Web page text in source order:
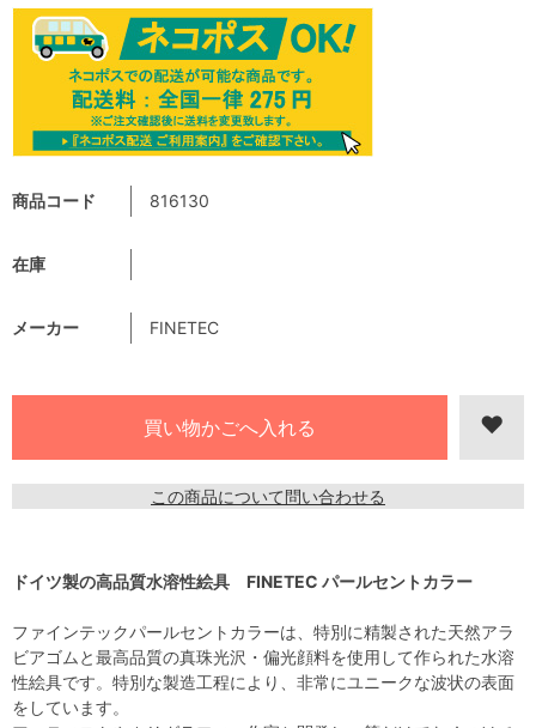
商品コード 816130
在庫
メーカー FINETEC
この商品について問い合わせる
ドイツ製の高品質水溶性絵具 FINETEC パールセントカラー
ファインテックパールセントカラーは、特別に精製された天然アラ
ビアゴムと最高品質の真珠光沢・偏光顔料を使用して作られた水溶
性絵具です。特別な製造工程により、非常にユニークな波状の表面
をしています。